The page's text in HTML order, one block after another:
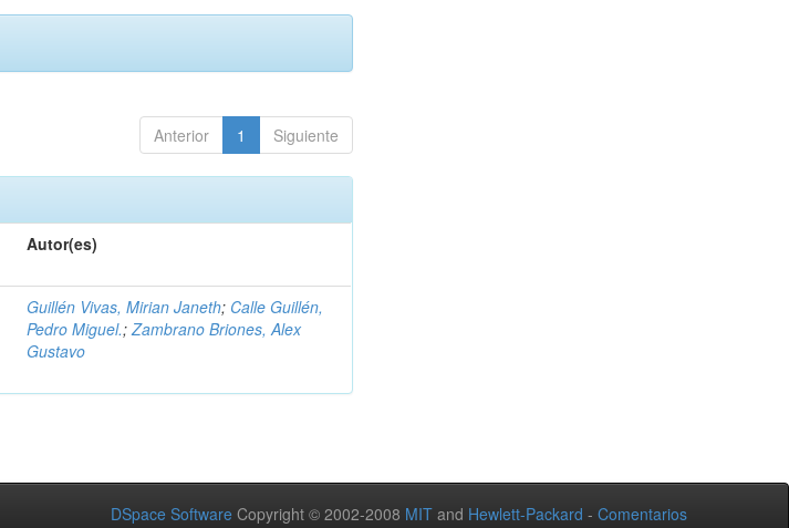
Anterior 1 Siguiente
Autor(es)
Guillén Vivas, Mirian Janeth; Calle Guillén,
Pedro Miguel.;Zambrano Briones, Alex
Gustavo
DSpace Software Copyright © 2002-2008 MIT and Hewlett-Packard - Comentarios